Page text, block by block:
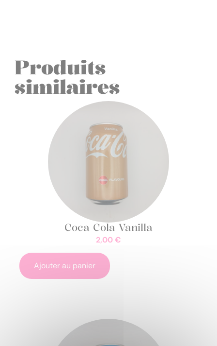
Produits
similaires
Coca Cola Vanilla
2,00€
Ajouter au panier